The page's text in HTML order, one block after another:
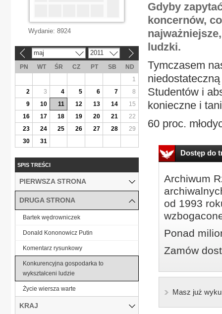
Gdyby
koncernów,
ludzki.
Tymczasem
Studentów i
konieczne i
60 proc.
Dostęp do
Archiwum
od 1993
Ponad
Zamów
Masz już
Wydanie: 8924
maj 2011
PN WT ŚR CZ PT SB
ND
1
2
3 4 5 6 7
8
9
10 11 12 13 14
15
16
17 18 19 20 21
22
23
24 25 26 27 28
29
30
31
SPIS TREŚCI
PIERWSZA STRONA
DRUGA STRONA
Bartek wędrowniczek
Donald Kononowicz Putin
Komentarz rysunkowy
Konkurencyjna gospodarka to
wykształceni ludzie
Życie wiersza warte
KRAJ